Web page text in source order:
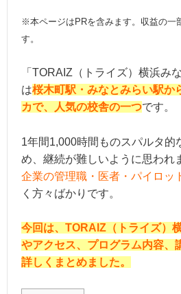
※本ページはPRを含みます。収益の一
す。
「TORAIZ（トライズ）横浜み
は桜木町駅・みなとみらい駅か
カで、人気の校舎の一つです。
1年間1,000時間ものスパルタ的
め、継続が難しいように思われ
企業の管理職・医者・パイロッ
く方々ばかりです。
今回は、TORAIZ（トライズ）
やアクセス、プログラム内容、
詳しくまとめました。